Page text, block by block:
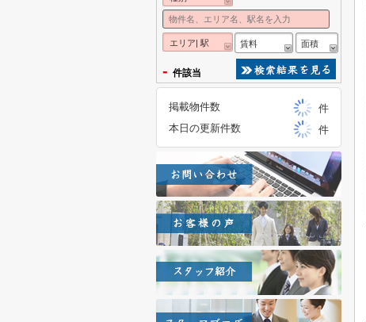
エリア| 駅 賃料 面積
- 件該当
掲載物件数
件
本日の更新件数
件